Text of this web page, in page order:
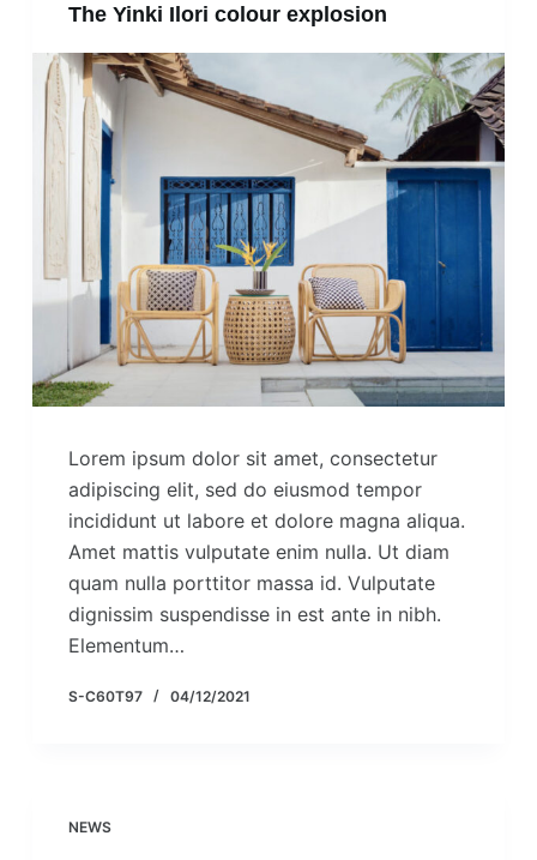
The Yinki Ilori colour explosion
Lorem ipsum dolor sit amet, consectetur
adipiscing elit, sed do eiusmod tempor
incididunt ut labore et dolore magna aliqua.
Amet mattis vulputate enim nulla. Ut diam
quam nulla porttitor massa id. Vulputate
dignissim suspendisse in est ante in nibh.
Elementum…
S-C60T97 04/12/2021
NEWS